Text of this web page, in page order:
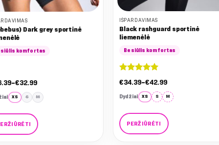
Dark grey sportinė
komfortas
–€32.99
XS S M
IŠPARDAVIMAS
Black rashguard sportinė
liemenėlė
Besiūlis komfortas
Įvertinimas:
5iš 5
€34.39–€42.99
Nuo:
iki
Dydžiai XS S M
PERŽIŪRĖTI